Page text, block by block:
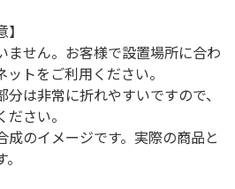
ません。お客様で設置場所に合わ
トをご利用ください。
分は非常に折れやすいですので、
さい。
成のイメージです。実際の商品と